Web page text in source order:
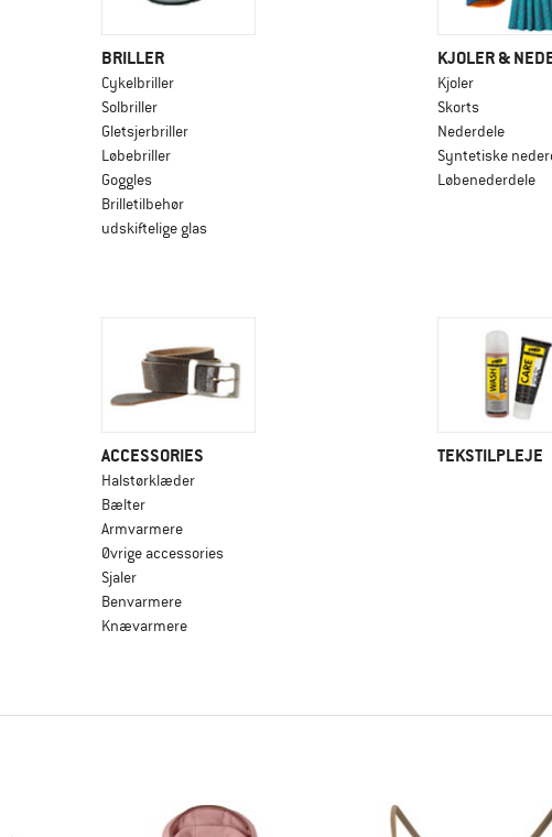
BRILLER
Cykelbriller
Solbriller
Gletsjerbriller
Løbebriller
Goggles
Brilletilbehør
udskiftelige glas
KJOLER &
Kjoler
Skorts
Nederdele
Syntetiske
Løbenederdele
ACCESSORIES
Halstørklæder
Bælter
Armvarmere
Øvrige accessories
Sjaler
Benvarmere
Knævarmere
TEKSTILPLEJE